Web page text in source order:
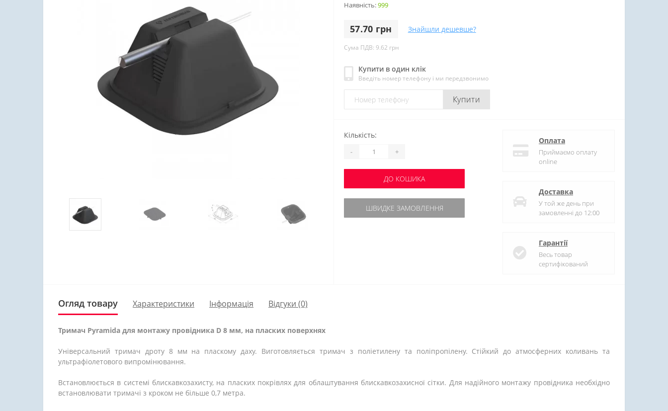
Наявність:999
57.70 грн Знайшли дешевше?
Сума ПДВ: 9.62 грн
Купити в один клік
Введіть номер телефону і ми передзвонимо
Купити
Кількість:
- +
ДО КОШИКА
ШВИДКЕ ЗАМОВЛЕННЯ
Оплата
Приймаємо оплату
online
Доставка
У той же день при
замовленні до 12:00
Гарантії
Весь товар
сертифікований
Огляд товару Характеристики Інформація Відгуки (0)
Тримач Pyramida для монтажу провідника D 8 мм, на пласких поверхнях
Універсальний тримач дроту 8 мм на пласкому даху. Виготовляється тримач з поліетилену та поліпропілену. Стійкий до атмосферних коливань та
ультрафіолетового випромінювання.
Встановлюється в системі блискавкозахисту, на пласких покрівлях для облаштування блискавкозахисної сітки. Для надійного монтажу провідника необхідно
встановлювати тримачі з кроком не більше 0,7 метра.